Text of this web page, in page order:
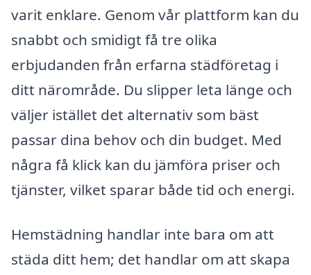
varit enklare. Genom vår plattform kan du
snabbt och smidigt få tre olika
erbjudanden från erfarna städföretag i
ditt närområde. Du slipper leta länge och
väljer istället det alternativ som bäst
passar dina behov och din budget. Med
några få klick kan du jämföra priser och
tjänster, vilket sparar både tid och energi.
Hemstädning handlar inte bara om att
städa ditt hem; det handlar om att skapa